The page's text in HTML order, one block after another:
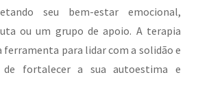
seu bem-estar emocional,
ou um grupo de apoio. A terapia
ferramenta para lidar com a solidão e
de fortalecer a sua autoestima e